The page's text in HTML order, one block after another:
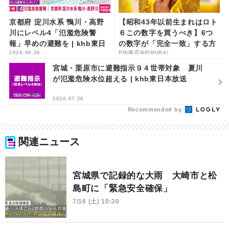
京都府 淀川水系 鴨川・高野
川にレベル4「氾濫危険警
報」早めの避難を | khb東日
本放送
2026.06.26
【昭和43年以前生まれはロト
６この数字を買うべき】6つ
の数字が「完全一致」する方
法
PR(株式会社MURA)
宮城・栗原市に避難指示９４世帯対象 夏川
が氾濫危険水位超える | khb東日本放送
2026.07.26
Recommended by
関連ニュース
宮城県で記録的な大雨 大崎市と松
島町に「緊急安全確保」
7/16 (土) 10:30